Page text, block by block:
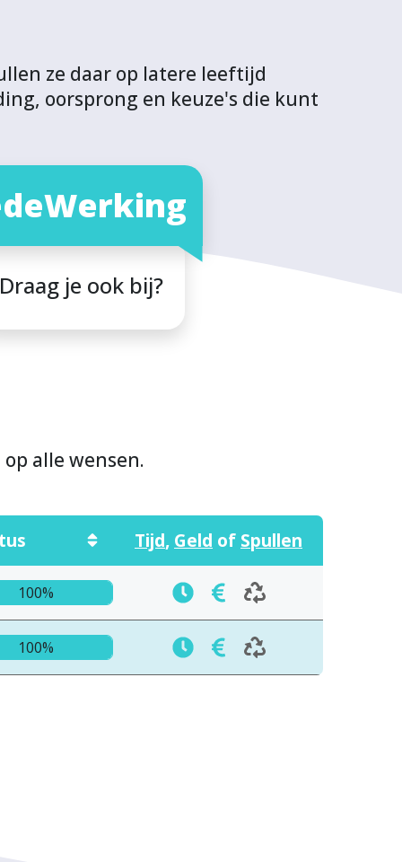
ze daar op latere leeftijd
oorsprong en keuze's die kunt
je ook bij?
alle wensen.
Tijd, Geld of Spullen
100%
100%